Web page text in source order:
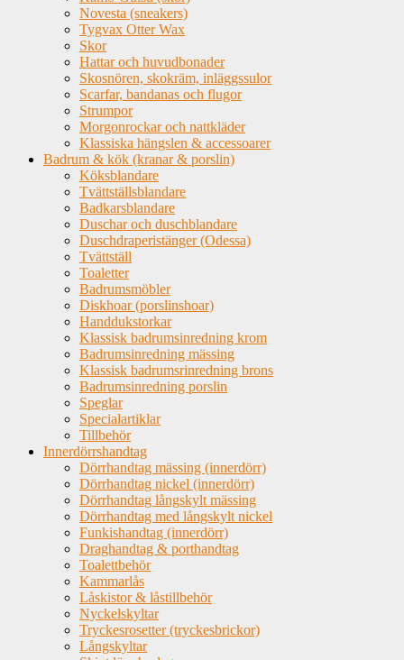
Novesta (sneakers)
Tygvax Otter Wax
Skor
Hattar och huvudbonader
Skosnören, skokräm, inläggssulor
Scarfar, bandanas och flugor
Strumpor
Morgonrockar och nattkläder
Klassiska hängslen & accessoarer
Badrum & kök (kranar & porslin)
Köksblandare
Tvättställsblandare
Badkarsblandare
Duschar och duschblandare
Duschdraperistänger (Odessa)
Tvättställ
Toaletter
Badrumsmöbler
Diskhoar (porslinshoar)
Handdukstorkar
Klassisk badrumsinredning krom
Badrumsinredning mässing
Klassisk badrumsrinredning brons
Badrumsinredning porslin
Speglar
Specialartiklar
Tillbehör
Innerdörrshandtag
Dörrhandtag mässing (innerdörr)
Dörrhandtag nickel (innerdörr)
Dörrhandtag långskylt mässing
Dörrhandtag med långskylt nickel
Funkishandtag (innerdörr)
Draghandtag & porthandtag
Toalettbehör
Kammarlås
Låskistor & låstillbehör
Nyckelskyltar
Tryckesrosetter (tryckesbrickor)
Långskyltar